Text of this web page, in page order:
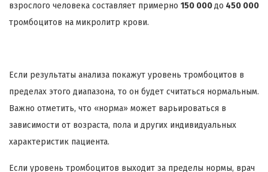
взрослого человека составляет примерно 150 000до 450 000
тромбоцитов на микролитр крови.
Если результаты анализа покажут уровень тромбоцитов в
пределах этого диапазона, то он будет считаться нормальным.
Важно отметить, что «норма» может варьироваться в
зависимости от возраста, пола и других индивидуальных
характеристик пациента.
Если уровень тромбоцитов выходит за пределы нормы, врач